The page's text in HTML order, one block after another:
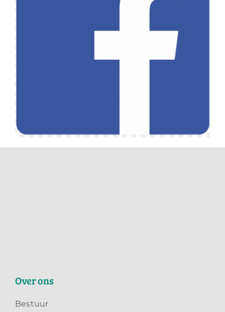
Over ons
Bestuur